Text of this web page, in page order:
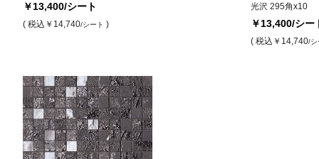
￥13,400/シート
( 税込 ￥14,740/シート )
光沢 295角x10
￥13,400/シー
( 税込 ￥14,740/シ